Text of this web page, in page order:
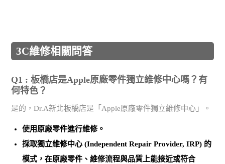
3C維修相關問答
Q1 : 板橋店是Apple原廠零件獨立維修中心嗎？有
何特色？
是的，Dr.A新北板橋店是「Apple原廠零件獨立維修中心」。
使用原廠零件進行維修。
採取獨立維修中心 (Independent Repair Provider, IRP) 的
模式，在原廠零件、維修流程與品質上能接近或符合